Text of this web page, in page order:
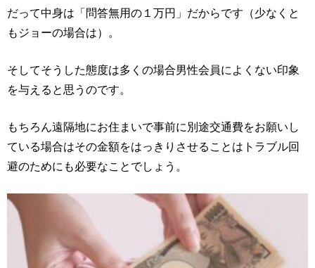
だって中身は「問答無用の１万円」だからです（少なくと
もジョーの場合は）。
そしてそうした態度は多くの場合男性会員によくない印象
を与えると思うのです。
もちろん遠隔地にお住まいで事前に別途交通費をお願いし
ている場合はその金額をはっきりさせることはトラブル回
避のためにも必要なことでしょう。